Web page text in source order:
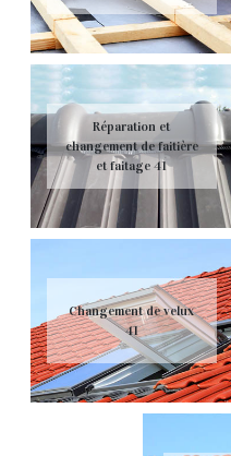
Réparation et
changement de faitière
et faitage 41
Changement de velux
41